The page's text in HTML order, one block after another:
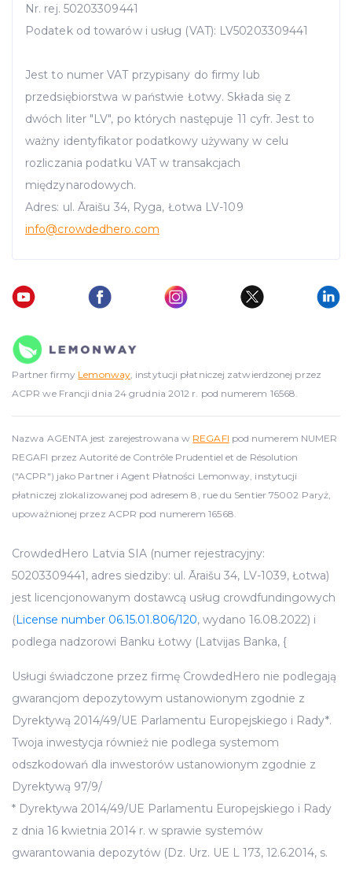
Nr. rej. 50203309441
Podatek od towarów i usług (VAT): LV50203309441
Jest to numer VAT przypisany do firmy lub
przedsiębiorstwa w państwie Łotwy. Składa się z
dwóch liter "LV", po których następuje 11 cyfr. Jest to
ważny identyfikator podatkowy używany w celu
rozliczania podatku VAT w transakcjach
międzynarodowych.
Adres: ul. Āraišu 34, Ryga, Łotwa LV-109
info@crowdedhero.com
Partner firmy Lemonway, instytucji płatniczej zatwierdzonej przez
ACPR we Francji dnia 24 grudnia 2012 r. pod numerem 16568.
Nazwa AGENTA jest zarejestrowana w REGAFI pod numerem NUMER
REGAFI przez Autorité de Contrôle Prudentiel et de Résolution
("ACPR") jako Partner i Agent Płatności Lemonway, instytucji
płatniczej zlokalizowanej pod adresem 8, rue du Sentier 75002 Paryż,
upoważnionej przez ACPR pod numerem 16568.
CrowdedHero Latvia SIA (numer rejestracyjny:
50203309441, adres siedziby: ul. Āraišu 34, LV-1039, Łotwa)
jest licencjonowanym dostawcą usług crowdfundingowych
(License number 06.15.01.806/120, wydano 16.08.2022) i
podlega nadzorowi Banku Łotwy (Latvijas Banka, {
Usługi świadczone przez firmę CrowdedHero nie podlegają
gwarancjom depozytowym ustanowionym zgodnie z
Dyrektywą 2014/49/UE Parlamentu Europejskiego i Rady*.
Twoja inwestycja również nie podlega systemom
odszkodowań dla inwestorów ustanowionym zgodnie z
Dyrektywą 97/9/
* Dyrektywa 2014/49/UE Parlamentu Europejskiego i Rady
z dnia 16 kwietnia 2014 r. w sprawie systemów
gwarantowania depozytów (Dz. Urz. UE L 173, 12.6.2014, s.